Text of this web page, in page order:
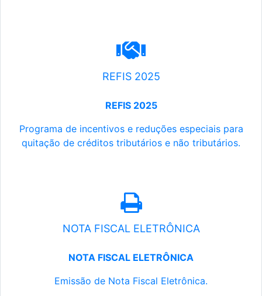
REFIS 2025
REFIS 2025
Programa de incentivos e reduções especiais para
quitação de créditos tributários e não tributários.
NOTA FISCAL ELETRÔNICA
NOTA FISCAL ELETRÔNICA
Emissão de Nota Fiscal Eletrônica.